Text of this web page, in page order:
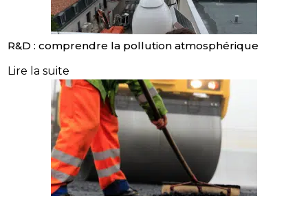
R&D : comprendre la pollution atmosphérique
Lire la suite